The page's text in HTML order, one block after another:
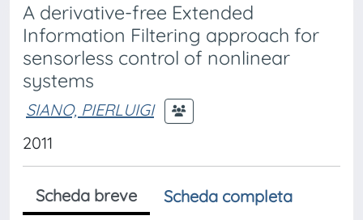
A derivative-free Extended
Information Filtering approach for
sensorless control of nonlinear
systems
SIANO, PIERLUIGI
2011
Scheda breve
Scheda completa